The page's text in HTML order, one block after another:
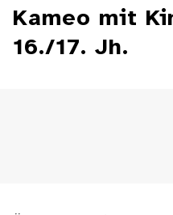
Kameo mit
16./17. Jh.